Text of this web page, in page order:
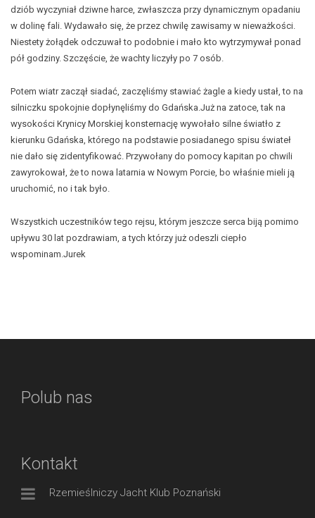
dziób wyczyniał dziwne harce, zwłaszcza przy dynamicznym opadaniu
w dolinę fali. Wydawało się, że przez chwilę zawisamy w nieważkości.
Niestety żołądek odczuwał to podobnie i mało kto wytrzymywał ponad
pół godziny. Szczęście, że wachty liczyły po 7 osób.
Potem wiatr zaczął siadać, zaczęliśmy stawiać żagle a kiedy ustał, to na
silniczku spokojnie dopłynęliśmy do Gdańska.Już na zatoce, tak na
wysokości Krynicy Morskiej konsternację wywołało silne światło z
kierunku Gdańska, którego na podstawie posiadanego spisu świateł
nie dało się zidentyfikować. Przywołany do pomocy kapitan po chwili
zawyrokował, że to nowa latarnia w Nowym Porcie, bo właśnie mieli ją
uruchomić, no i tak było.
Wszystkich uczestników tego rejsu, którym jeszcze serca biją pomimo
upływu 30 lat pozdrawiam, a tych którzy już odeszli ciepło
wspominam.Jurek
Polub nas
Kontakt
Rzemieślniczy Jacht Klub Poznański